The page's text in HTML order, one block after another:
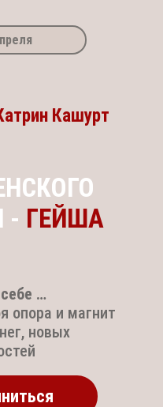
- ГЕЙША
…
опора и магнит
новых
Кашурт